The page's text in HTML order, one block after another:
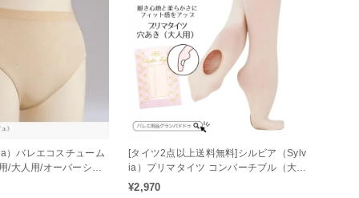
）バレエコスチューム
/大人用/オーバーショ
[タイツ2点以上送料無料]シルビア（Sylv
ia）プリマタイツ コンバーチブル（大人
用 / 穴あき）フィット感アップのバレエ
¥2,970